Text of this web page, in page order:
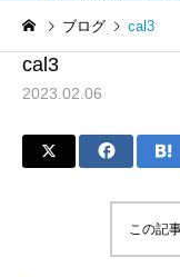
ブログ cal3
cal3
2023.02.06
この記